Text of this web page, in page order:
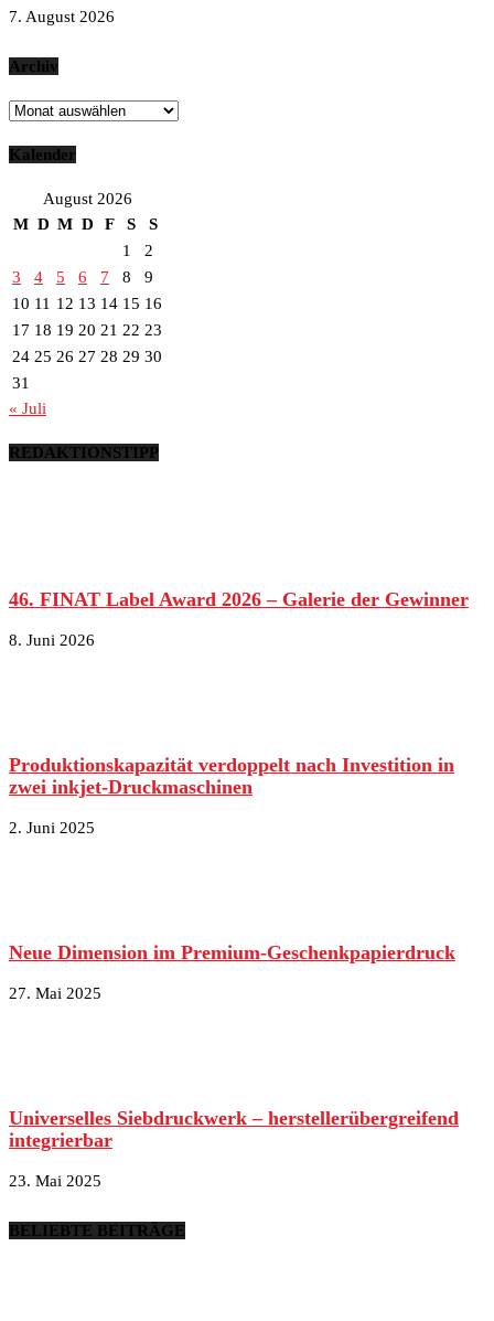
7. August 2026
Archiv
Archiv
Kalender
August 2026
M D M D F S
S
1
2
3
4 5 6 7 8
9
10 11 12 13 14 15 16
17 18 19 20 21 22 23
24 25 26 27 28 29 30
31
« Juli
REDAKTIONSTIPP
46. FINAT Label Award 2026 – Galerie der Gewinner
8. Juni 2026
Produktionskapazität verdoppelt nach Investition in
zwei inkjet-Druckmaschinen
2. Juni 2025
Neue Dimension im Premium-Geschenkpapierdruck
27. Mai 2025
Universelles Siebdruckwerk – herstellerübergreifend
integrierbar
23. Mai 2025
BELIEBTE BEITRÄGE